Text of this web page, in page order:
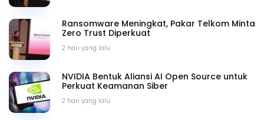
2 hari yang lalu
Ransomware Meningkat, Pakar Telkom Minta
Zero Trust Diperkuat
2 hari yang lalu
NVIDIA Bentuk Aliansi AI Open Source untuk
Perkuat Keamanan Siber